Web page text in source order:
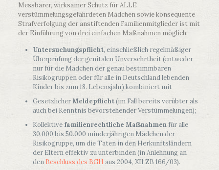
Messbarer, wirksamer Schutz für ALLE
verstümmelungsgefährdeten Mädchen sowie konsequente
Strafverfolgung der anstiftenden Familienmitglieder ist mit
der Einführung von drei einfachen Maßnahmen möglich:
Untersuchungspflicht, einschließlich regelmäßiger
Überprüfung der genitalen Unversehrtheit (entweder
nur für die Mädchen der genau bestimmbaren
Risikogruppen oder für alle in Deutschland lebenden
Kinder bis zum 18. Lebensjahr) kombiniert mit
GesetzlicherMeldepflicht(im Fall bereits verübter als
auch bei Kenntnis bevorstehender Verstümmelungen);
Kollektive familienrechtliche Maßnahmenfür alle
30.000 bis 50.000 minderjährigen Mädchen der
Risikogruppe, um die Taten in den Herkunftsländern
der Eltern effektiv zu unterbinden (in Anlehnung an
den Beschluss des BGH aus 2004, XII ZB 166/03).